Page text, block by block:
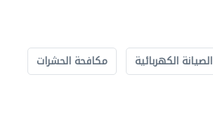
الصيانة الكهربائية
مكافحة الحشرات